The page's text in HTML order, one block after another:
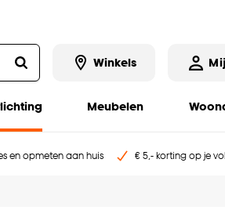
Winkels
Meubelen
en opmeten aan huis € 5,- korting op je